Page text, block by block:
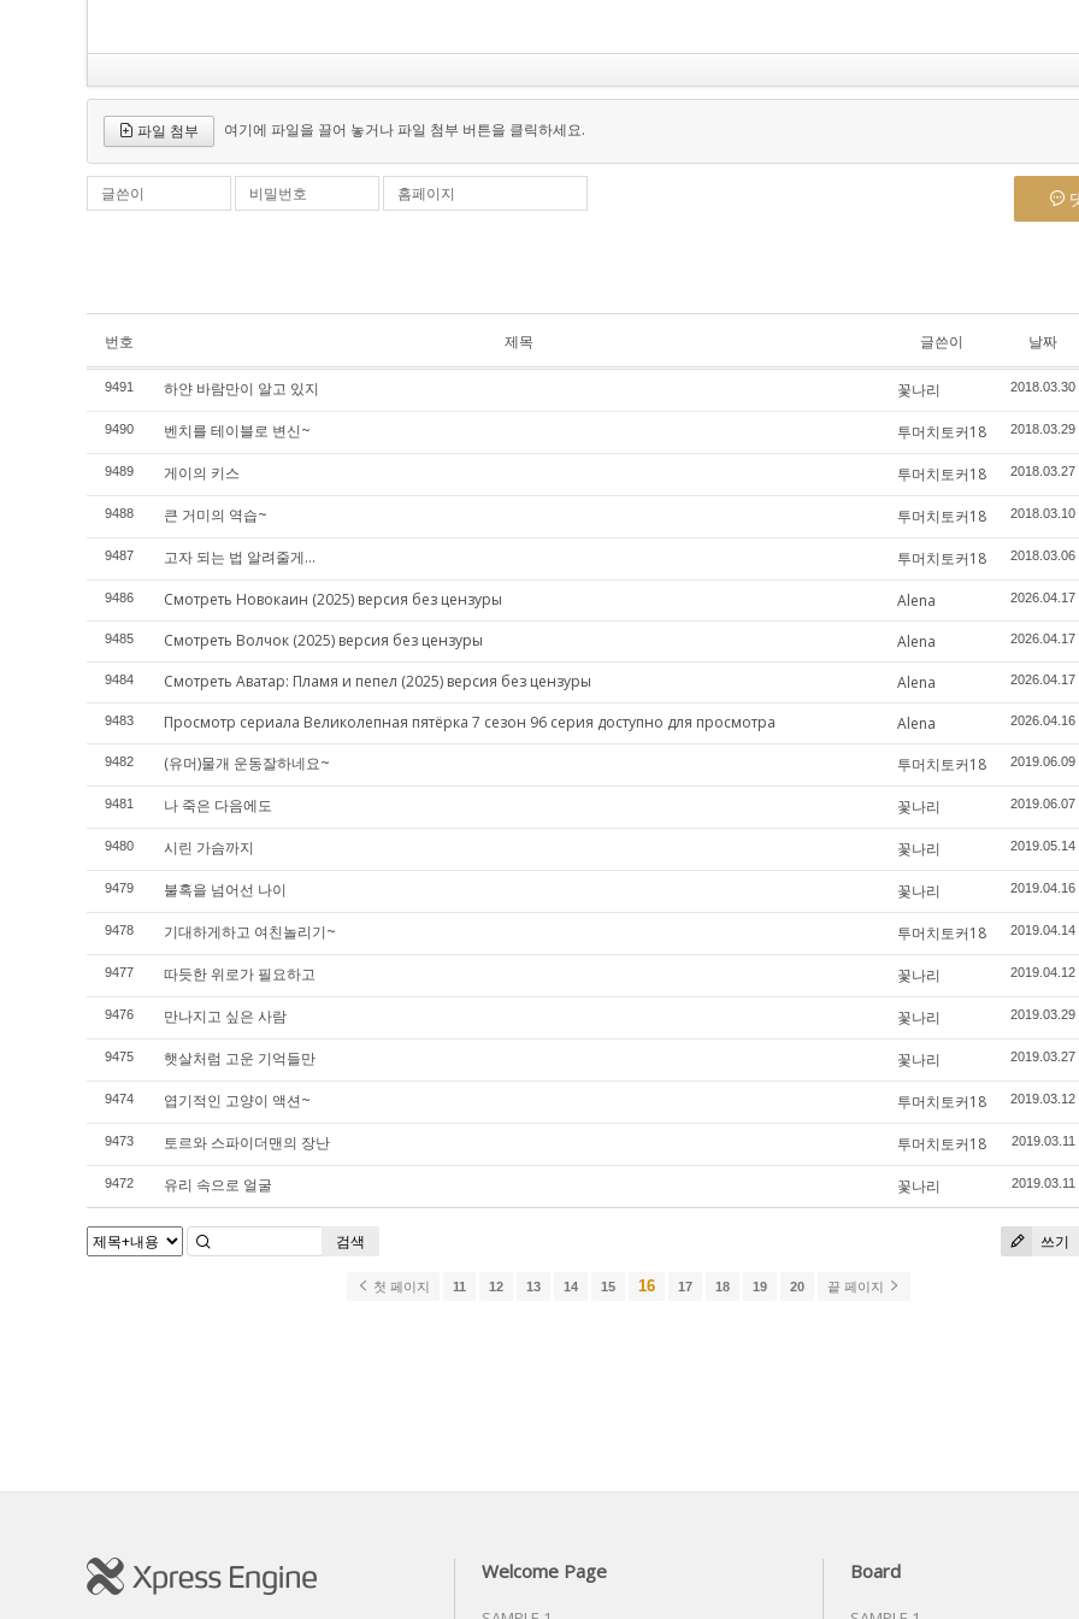
파일 첨부 여기에 파일을 끌어 놓거나 파일 첨부 버튼을 클릭하세요.
글쓴이 비밀번호 홈페이지
번호 제목 글쓴이 날짜
9491 하얀 바람만이 알고 있지 꽃나리 2018.03.30
9490 벤치를 테이블로 변신~ 투머치토커18 2018.03.29
9489 게이의 키스 투머치토커18 2018.03.27
9488 큰 거미의 역습~ 투머치토커18 2018.03.10
9487 고자 되는 법 알려줄게... 투머치토커18 2018.03.06
9486 Смотреть Новокаин (2025) версия без цензуры Alena 2026.04.17
9485 Смотреть Волчок (2025) версия без цензуры Alena 2026.04.17
9484 Смотреть Аватар: Пламя и пепел (2025) версия без цензуры Alena 2026.04.17
9483 Просмотр сериала Великолепная пятёрка 7 сезон 96 серия доступно для просмотра Alena 2026.04.16
9482 (유머)물개 운동잘하네요~ 투머치토커18 2019.06.09
9481 나 죽은 다음에도 꽃나리 2019.06.07
9480 시린 가슴까지 꽃나리 2019.05.14
9479 불혹을 넘어선 나이 꽃나리 2019.04.16
9478 기대하게하고 여친놀리기~ 투머치토커18 2019.04.14
9477 따듯한 위로가 필요하고 꽃나리 2019.04.12
9476 만나지고 싶은 사람 꽃나리 2019.03.29
9475 햇살처럼 고운 기억들만 꽃나리 2019.03.27
9474 엽기적인 고양이 액션~ 투머치토커18 2019.03.12
9473 토르와 스파이더맨의 장난 투머치토커18 2019.03.11
9472 유리 속으로 얼굴 꽃나리 2019.03.11
쓰기
검색
첫 페이지 11 12 13 14 15 16 17 18 19 20 끝 페이지
Welcome Page Board